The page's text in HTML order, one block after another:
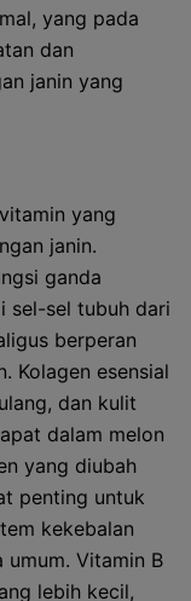
yang pada
dan
janin yang
yang
janin.
ganda
sel-sel tubuh dari
berperan
Kolagen esensial
dan kulit
dalam melon
yang diubah
penting untuk
kekebalan
Vitamin B
lebih kecil,